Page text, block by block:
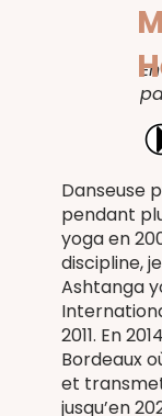
Danseuse
pendant
yoga en
discipline,
Ashtanga
2011. En
Bordeaux
et
jusqu’en